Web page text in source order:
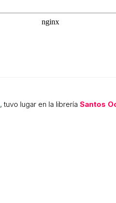
, tuvo lugar en la librería Santos